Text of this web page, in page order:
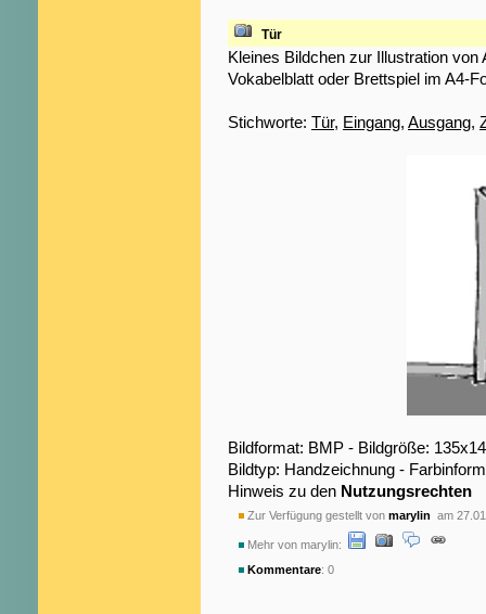
Tür
Kleines Bildchen zur Illustration
Vokabelblatt oder Brettspiel im A4-
Stichworte: Tür, Eingang, Ausgang,
Bildformat: BMP - Bildgröße:
Bildtyp: Handzeichnung -
Hinweis zu den Nutzungsrechten
Zur Verfügung gestellt von marylin am
Mehr von marylin:
Kommentare: 0